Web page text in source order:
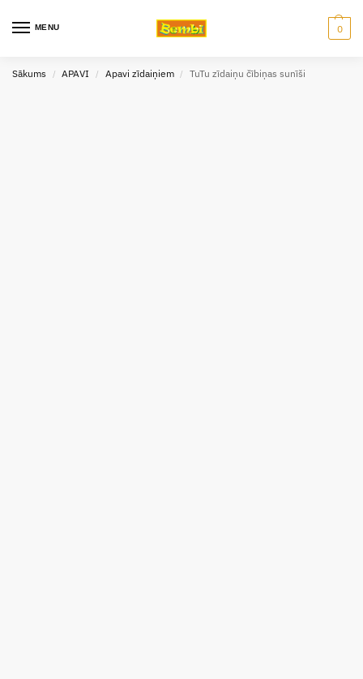
MENU 0
Sākums / APAVI / Apavi zīdaiņiem / TuTu zīdaiņu čībiņas sunīši